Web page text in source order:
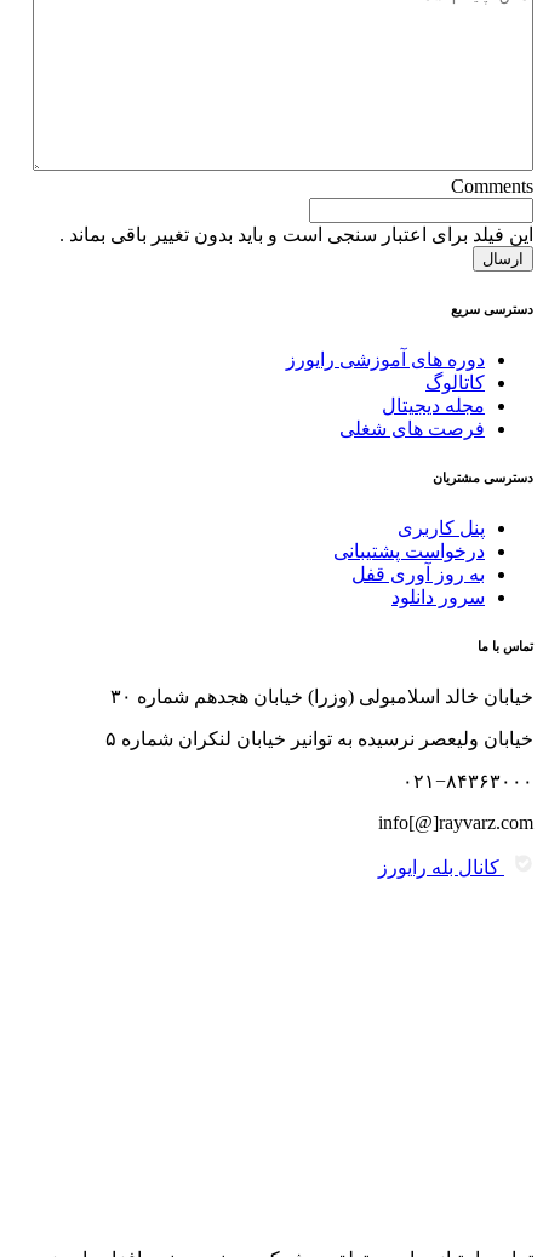
Comments
این فیلد برای اعتبار سنجی است و باید بدون تغییر باقی بماند .
دسترسی سریع
دوره های آموزشی رایورز
کاتالوگ
مجله دیجیتال
فرصت های شغلی
دسترسی مشتریان
پنل کاربری
درخواست پشتیبانی
به روز آوری قفل
سرور دانلود
تماس با ما
خیابان خالد اسلامبولی (وزرا) خیابان هجدهم شماره ۳۰
خیابان ولیعصر نرسیده به توانیر خیابان لنکران شماره ۵
۰۲۱−۸۴۳۶۳۰۰۰
info[@]rayvarz.com
کانال بله رایورز